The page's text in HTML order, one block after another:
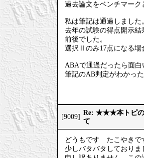
過去論文をベンチマー
私は筆記は通過しました
去年の試験の得点開示
前後でした。
選択Ⅱのみ17点になる場
ABAで通過だったら面白
筆記のAB判定がわかった
[9009]
Re: ★★★本トピの
て
どうもです たこやきで
少しバタバタしており